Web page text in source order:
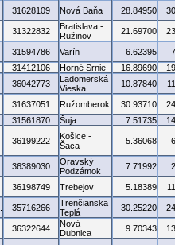
31628109 Nová Baňa 28.84950
31322832
Bratislava -
Ružinov
21.69700
31594786 Varín 6.62395
31412106 Horné Srnie 16.89690
36042773
Ladomerská
Vieska
10.87840
31637051 Ružomberok 30.93710
31561870 Šuja 7.51735
36199222
Košice -
Šaca
5.36068
36389030
Oravský
Podzámok
7.71992
36198749 Trebejov 5.18389
35716266
Trenčianska
Teplá
30.25220
36322644
Nová
Dubnica
9.70343